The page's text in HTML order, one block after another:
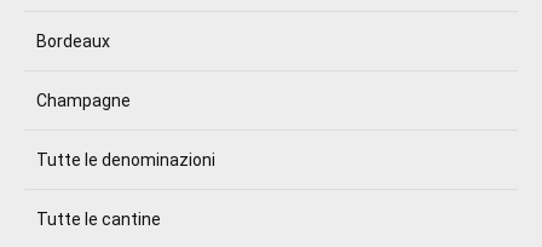
Bordeaux
Champagne
Tutte le denominazioni
Tutte le cantine